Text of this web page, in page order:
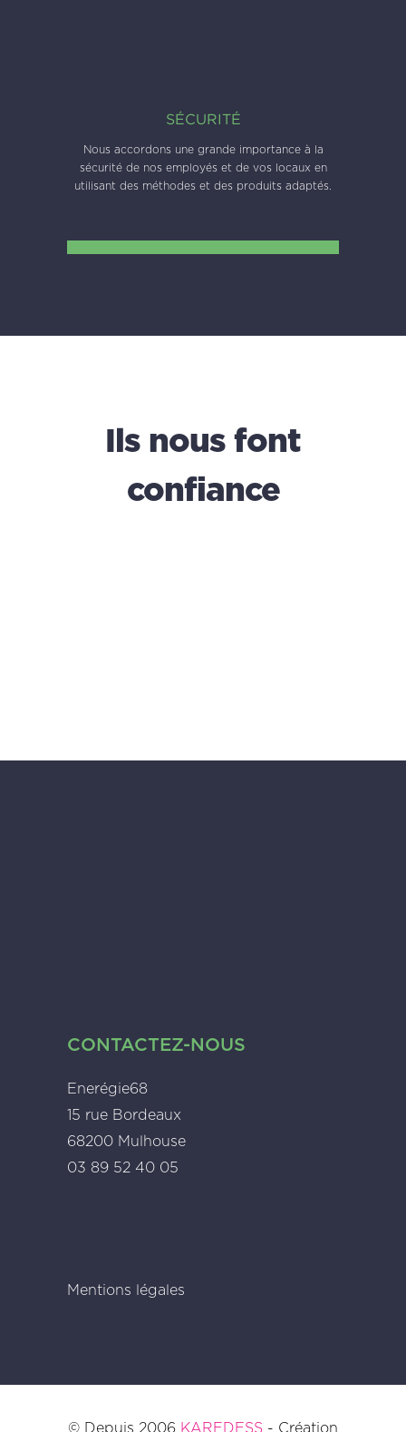
SÉCURITÉ
Nous accordons une grande importance à la
sécurité de nos employés et de vos locaux en
utilisant des méthodes et des produits adaptés.
Ils nous font
confiance
CONTACTEZ-NOUS
Enerégie68
15 rue Bordeaux
68200 Mulhouse
03 89 52 40 05
Mentions légales
© Depuis 2006 KAREDESS - Création